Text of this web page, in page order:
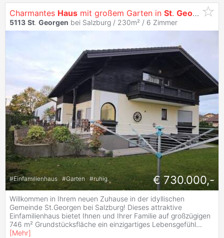
Charmantes Haus mit großem Garten in St. Georgen
5113 St. Georgen bei Salzburg / 230m² / 6 Zimmer
#Einfamilienhaus #Garten #ruhig € 730.000,-
Willkommen in Ihrem neuen Zuhause in der idyllischen
Gemeinde St.Georgen bei Salzburg! Dieses attraktive
Einfamilienhaus bietet Ihnen und Ihrer Familie auf großzügigen
746 m² Grundstücksfläche ein einzigartiges Lebensgefühl...
[Mehr]